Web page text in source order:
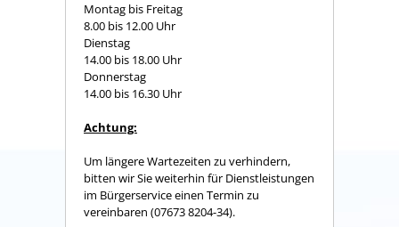
Montag bis Freitag
8.00 bis 12.00 Uhr
Dienstag
14.00 bis 18.00 Uhr
Donnerstag
14.00 bis 16.30 Uhr
Achtung:
Um längere Wartezeiten zu verhindern,
bitten wir Sie weiterhin für Dienstleistungen
im Bürgerservice einen Termin zu
vereinbaren (07673 8204-34).